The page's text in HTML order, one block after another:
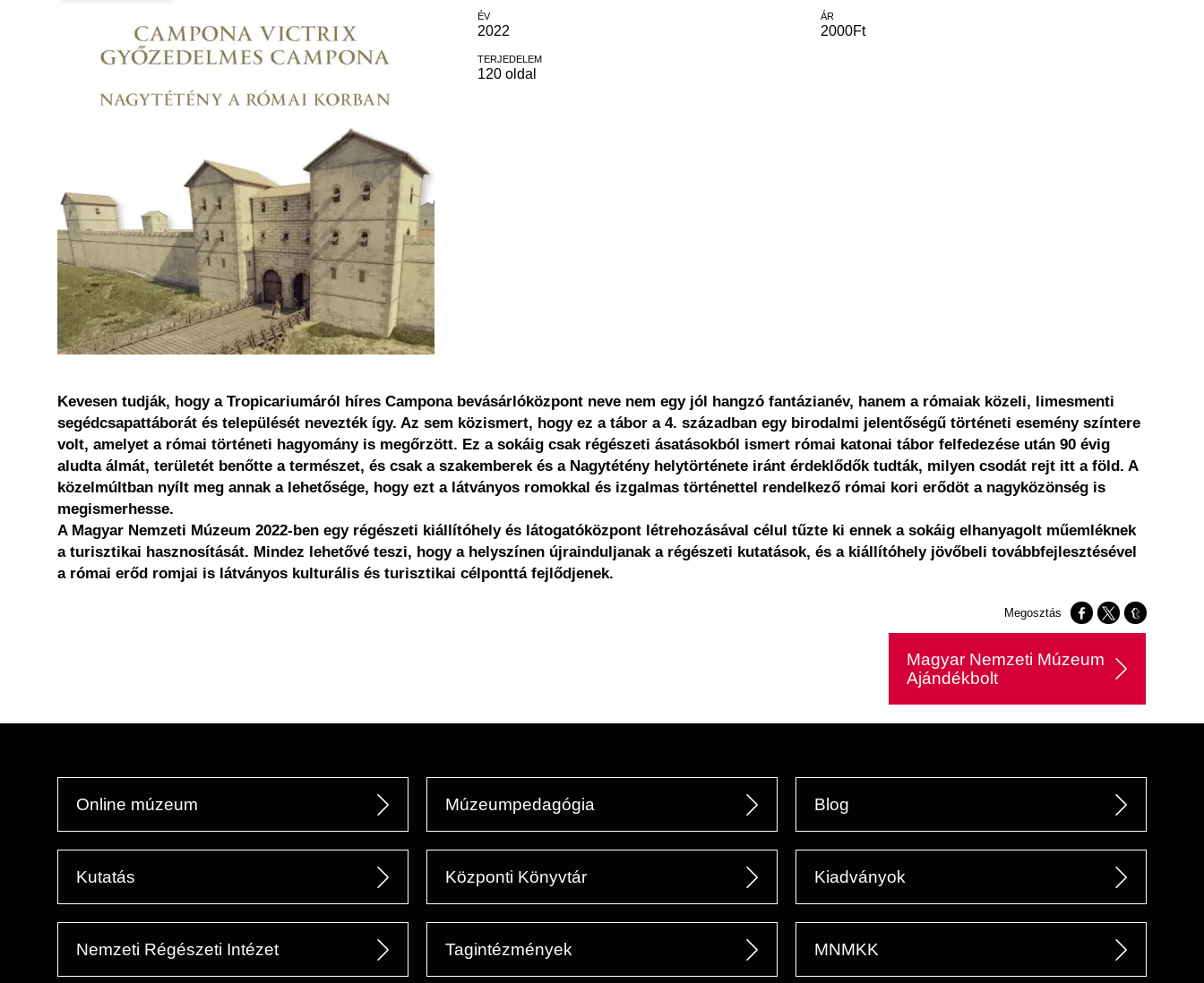
ÉV
2022
TERJEDELEM
120 oldal
ÁR
2000Ft
Kevesen tudják, hogy a Tropicariumáról híres Campona bevásárlóközpont neve nem egy jól hangzó fantázianév, hanem a rómaiak közeli, limesmenti
segédcsapattáborát és települését nevezték így. Az sem közismert, hogy ez a tábor a 4. században egy birodalmi jelentőségű történeti esemény színtere
volt, amelyet a római történeti hagyomány is megőrzött. Ez a sokáig csak régészeti ásatásokból ismert római katonai tábor felfedezése után 90 évig
aludta álmát, területét benőtte a természet, és csak a szakemberek és a Nagytétény helytörténete iránt érdeklődők tudták, milyen csodát rejt itt a föld. A
közelmúltban nyílt meg annak a lehetősége, hogy ezt a látványos romokkal és izgalmas történettel rendelkező római kori erődöt a nagyközönség is
megismerhesse.
A Magyar Nemzeti Múzeum 2022-ben egy régészeti kiállítóhely és látogatóközpont létrehozásával célul tűzte ki ennek a sokáig elhanyagolt műemléknek
a turisztikai hasznosítását. Mindez lehetővé teszi, hogy a helyszínen újrainduljanak a régészeti kutatások, és a kiállítóhely jövőbeli továbbfejlesztésével
a római erőd romjai is látványos kulturális és turisztikai célponttá fejlődjenek.
Opens in a new window
Opens in a new
Opens in a
Magyar Nemzeti Múzeum
Ajándékbolt
Online múzeum Múzeumpedagógia Blog
Kutatás Központi Könyvtár Kiadványok
Nemzeti Régészeti Intézet Tagintézmények MNMKK